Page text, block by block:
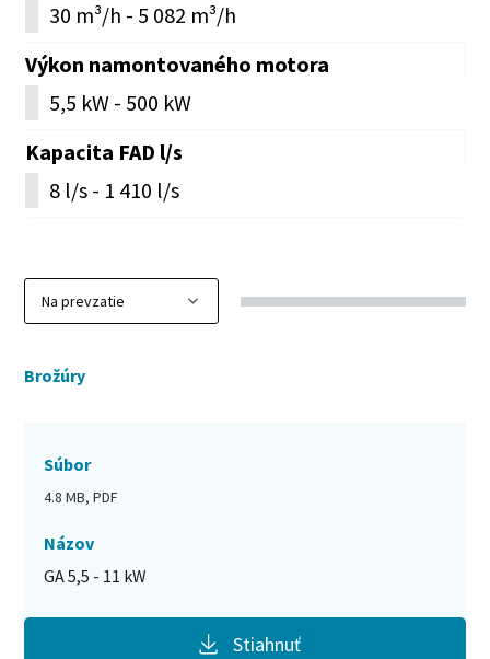
30 m³/h - 5 082 m³/h
Výkon namontovaného motora
5,5 kW - 500 kW
Kapacita FAD l/s
8 l/s - 1 410 l/s
Brožúry
Súbor
4.8 MB, PDF
Názov
GA 5,5 - 11 kW
Stiahnuť